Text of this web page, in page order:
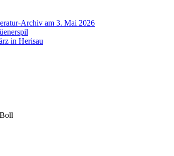
Archiv am 3. Mai 2026
in Herisau